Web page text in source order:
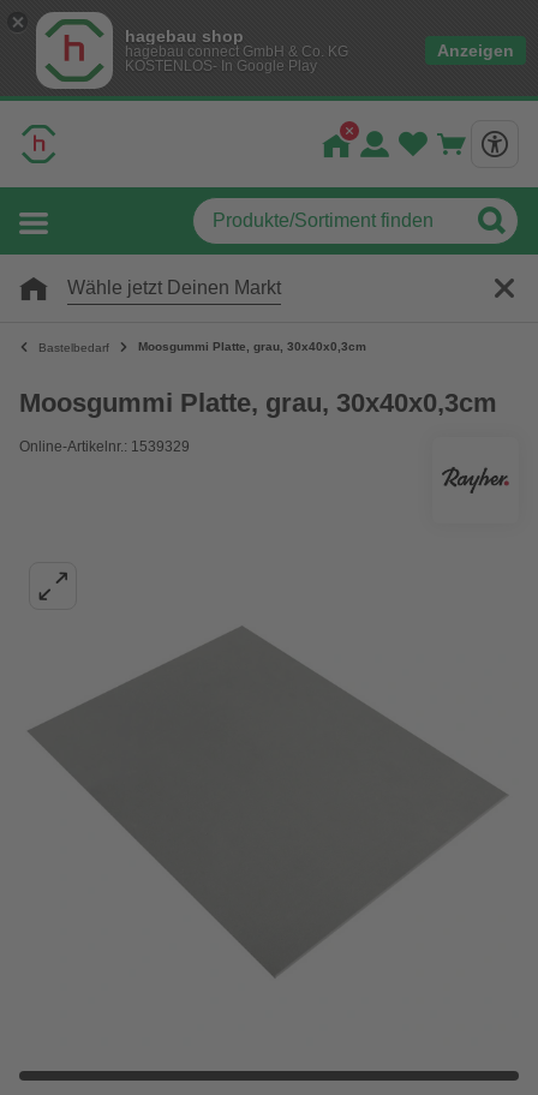
hagebau shop
hagebau connect GmbH & Co. KG
KOSTENLOS- In Google Play
Anzeigen
Wähle jetzt Deinen Markt
Bastelbedarf Moosgummi Platte, grau, 30x40x0,3cm
Moosgummi Platte, grau, 30x40x0,3cm
Online-Artikelnr.: 1539329